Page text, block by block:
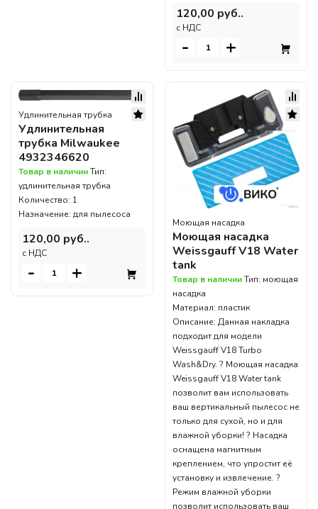
120,00 руб..
c НДС
- +
Удлинительная трубка
Удлинительная
трубка Milwaukee
4932346620
Товар в наличииТип:
удлинительная трубка
Количество: 1
Назначение: для пылесоса
120,00 руб..
c НДС
- +
Моющая насадка
Моющая насадка
Weissgauff V18 Water
tank
Товар в наличииТип: моющая
насадка
Материал: пластик
Описание: Данная накладка
подходит для модели
Weissgauff V18 Turbo
Wash&Dry. ? Моющая насадка
Weissgauff V18 Water tank
позволит вам использовать
ваш вертикальный пылесос не
только для сухой, но и для
влажной уборки! ? Насадка
оснащена магнитным
креплением, что упростит её
установку и извлечение. ?
Режим влажной уборки
позволит использовать ваш